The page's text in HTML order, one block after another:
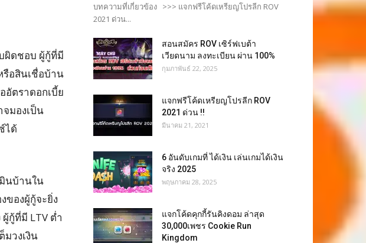
ผิดชอบ ผู้กู้ที่มี
รือสินเชื่อบ้าน
อัตราดอกเบี้ย
มองเป็น
ได้
มินบ้านใน
ของผู้กู้จะยิ่ง
กู้ที่มี LTV ต่ำ
วงเงิน
บทความที่เกี่ยวข้อง >>> แจกฟรีโค้ดเหรียญโปรลีก ROV
2021 ด่วน...
สอนสมัคร ROV เซิร์ฟเบต้า
เวียดนาม ลงทะเบียน ผ่าน 100%
กุมภาพันธ์ 22, 2025
แจกฟรีโค้ดเหรียญโปรลีก ROV
2021 ด่วน !!
มีนาคม 21, 2021
6 อันดับเกมที่ ได้เงิน เล่นเกมได้เงิน
จริง 2025
พฤษภาคม 28, 2025
แจกโค้ดคุกกี้รันคิงดอม ล่าสุด
30,000เพชร Cookie Run
Kingdom